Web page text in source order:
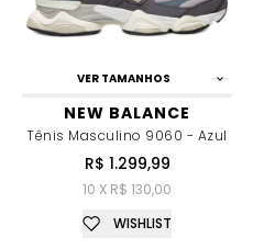
VER TAMANHOS
NEW BALANCE
Tênis Masculino 9060 - Azul
R$ 1.299,99
10 X R$ 130,00
WISHLIST